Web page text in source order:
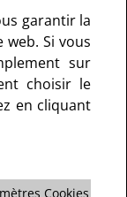
garantir la
Si vous
sur
choisir le
en cliquant
Cookies